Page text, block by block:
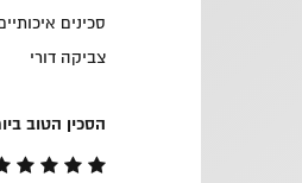
סכינים
צביקה דורי
הסכין הטוב